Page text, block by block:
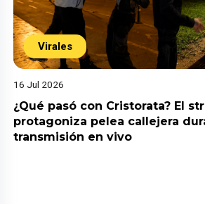
Virales
16 Jul 2026
¿Qué pasó con Cristorata? El
protagoniza pelea callejera
transmisión en vivo